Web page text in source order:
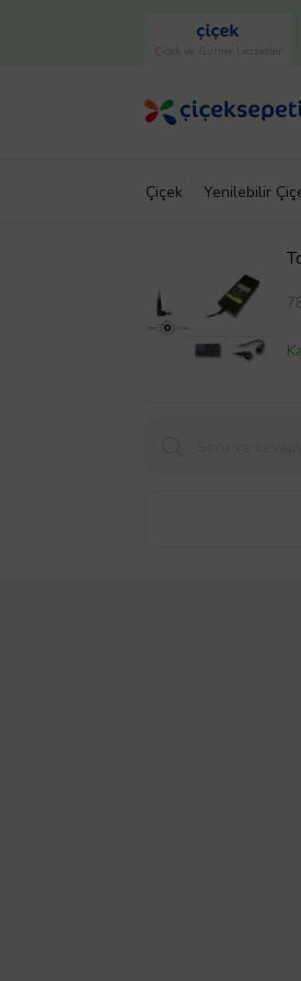
Çiçek ve Gurme Lezzetler
Çiçek Yenilebilir